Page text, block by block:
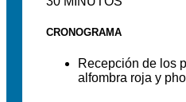
CRONOGRAMA
Recepción de los
alfombra roja y